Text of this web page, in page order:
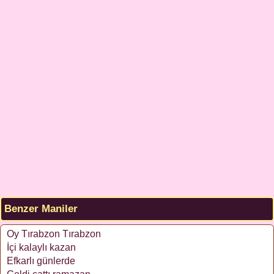
Benzer Maniler
Oy Tırabzon Tırabzon
İçi kalaylı kazan
Efkarlı günlerde